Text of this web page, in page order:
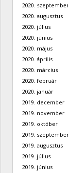
2020.
2020. augusztus
2020. július
2020. június
2020. május
2020. április
2020. március
2020. február
2020. január
2019. december
2019. november
2019. október
2019.
2019. augusztus
2019. július
2019. június